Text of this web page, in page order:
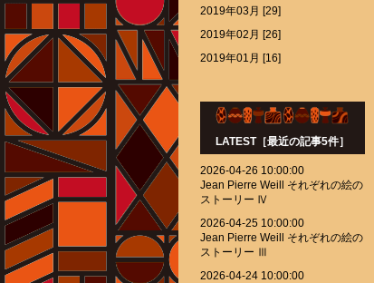
2019年03月 [29]
2019年02月 [26]
2019年01月 [16]
LATEST［最近の記事5件］
2026-04-26 10:00:00
Jean Pierre Weill それぞれの絵の
ストーリー Ⅳ
2026-04-25 10:00:00
Jean Pierre Weill それぞれの絵の
ストーリー Ⅲ
2026-04-24 10:00:00